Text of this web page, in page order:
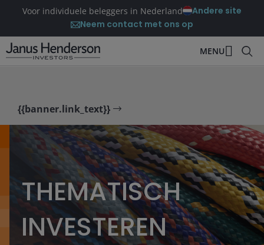
Voor individuele beleggers in Nederland
Andere site
Neem contact met ons op
MENU
{{banner.link_text}}
THEMATISCH
INVESTEREN